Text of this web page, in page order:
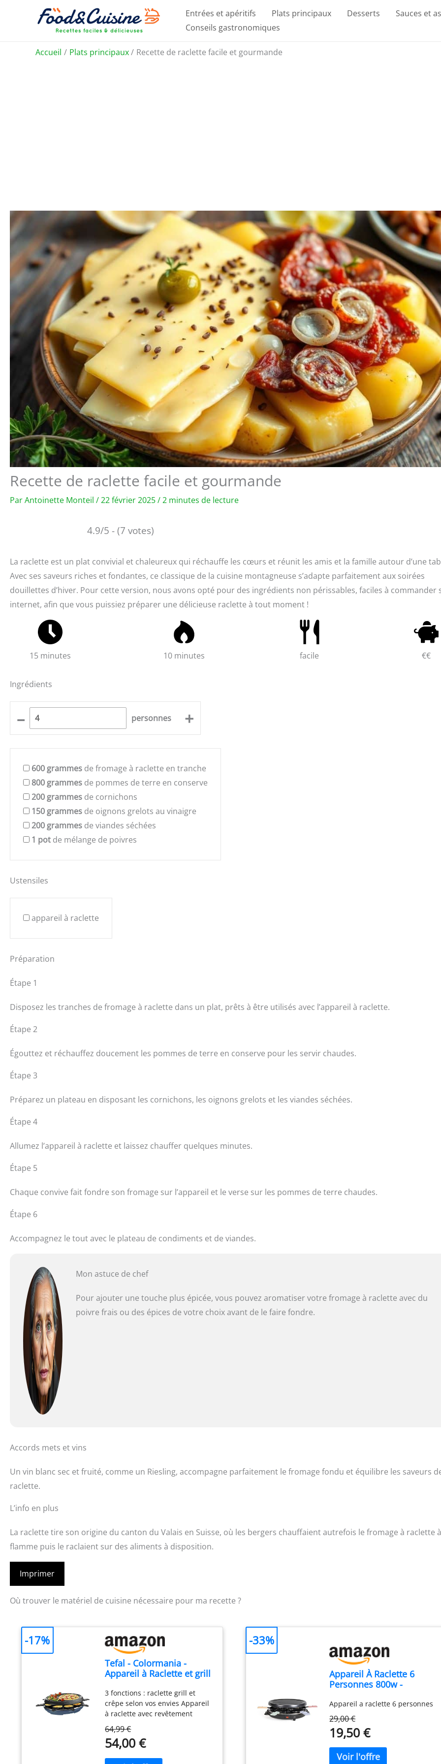
Entrées et apéritifs Plats principaux Desserts Sauces et
Conseils gastronomiques
Accueil Plats principaux Recette de raclette facile et gourmande
Recette de raclette facile et gourmande
ParAntoinette Monteil /22 février 2025/2 minutes de lecture
4.9/5 - (7 votes)
La raclette est un plat convivial et chaleureux qui réchauffe les cœurs et réunit les amis et la famille autour d’une
Avec ses saveurs riches et fondantes, ce classique de la cuisine montagneuse s’adapte parfaitement aux soirées
douillettes d’hiver. Pour cette version, nous avons opté pour des ingrédients non périssables, faciles à commander
internet, afin que vous puissiez préparer une délicieuse raclette à tout moment !
15 minutes 10 minutes facile €€
Ingrédients
– personnes +
600 grammes de fromage à raclette en tranche
800 grammes de pommes de terre en conserve
200 grammes de cornichons
150 grammes de oignons grelots au vinaigre
200 grammes de viandes séchées
1 pot de mélange de poivres
Ustensiles
appareil à raclette
Préparation
Étape 1
Disposez les tranches de fromage à raclette dans un plat, prêts à être utilisés avec l’appareil à raclette.
Étape 2
Égouttez et réchauffez doucement les pommes de terre en conserve pour les servir chaudes.
Étape 3
Préparez un plateau en disposant les cornichons, les oignons grelots et les viandes séchées.
Étape 4
Allumez l’appareil à raclette et laissez chauffer quelques minutes.
Étape 5
Chaque convive fait fondre son fromage sur l’appareil et le verse sur les pommes de terre chaudes.
Étape 6
Accompagnez le tout avec le plateau de condiments et de viandes.
Mon astuce de chef
Pour ajouter une touche plus épicée, vous pouvez aromatiser votre fromage à raclette avec du
poivre frais ou des épices de votre choix avant de le faire fondre.
Accords mets et vins
Un vin blanc sec et fruité, comme un Riesling, accompagne parfaitement le fromage fondu et équilibre les saveurs
raclette.
L’info en plus
La raclette tire son origine du canton du Valais en Suisse, où les bergers chauffaient autrefois le fromage à raclette
flamme puis le raclaient sur des aliments à disposition.
Imprimer
Où trouver le matériel de cuisine nécessaire pour ma recette ?
Tefal - Colormania -
Appareil à Raclette et grill
3 fonctions : raclette grill et
crêpe selon vos envies Appareil
à raclette avec revêtement
par des particules de titane
Facile à nettoyer : appareil à
64,99 €
54,00 €
-17%
Appareil À Raclette 6
Personnes 800w -
Appareil a raclette 6 personnes
29,00 €
19,50 €
-33%